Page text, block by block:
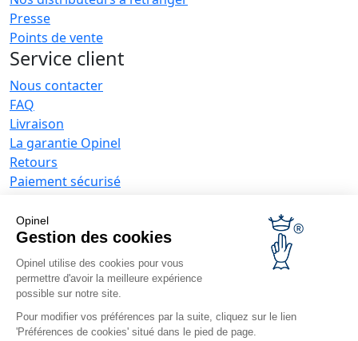
Opinel
Gestion des cookies
Opinel utilise des cookies pour vous
permettre d'avoir la meilleure expérience
possible sur notre site.
Pour modifier vos préférences par la suite, cliquez sur le lien
'Préférences de cookies' situé dans le pied de page.
Presse
Points de vente
Service client
Nous contacter
FAQ
Livraison
La garantie Opinel
Retours
Paiement sécurisé
Conditions générales de vente
Offres entreprises
Couteaux publicitaires
Restaurateurs
Opinel News
Recevoir les actualités